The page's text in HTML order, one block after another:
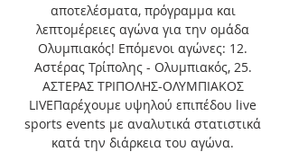
αποτελέσματα, πρόγραμμα και
λεπτομέρειες αγώνα για την ομάδα
Ολυμπιακός! Επόμενοι αγώνες: 12.
Αστέρας Τρίπολης - Ολυμπιακός, 25.
ΑΣΤΕΡΑΣ ΤΡΙΠΟΛΗΣ-ΟΛΥΜΠΙΑΚΟΣ
LIVEΠαρέχουμε υψηλού επιπέδου live
sports events με αναλυτικά στατιστικά
κατά την διάρκεια του αγώνα.